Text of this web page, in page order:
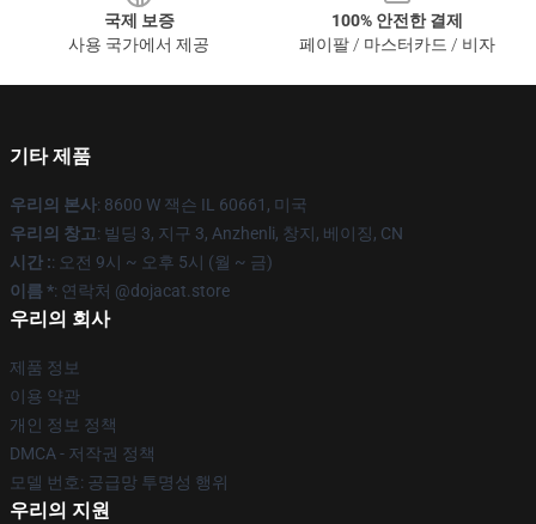
국제 보증
사용 국가에서 제공
100% 안전한 결제
페이팔 / 마스터카드 / 비자
기타 제품
우리의 본사: 8600 W 잭슨 IL 60661, 미국
우리의 창고: 빌딩 3, 지구 3, Anzhenli, 창지, 베이징, CN
시간 :: 오전 9시 ~ 오후 5시 (월 ~ 금)
이름 *: 연락처 @dojacat.store
우리의 회사
제품 정보
이용 약관
개인 정보 정책
DMCA - 저작권 정책
모델 번호: 공급망 투명성 행위
우리의 지원